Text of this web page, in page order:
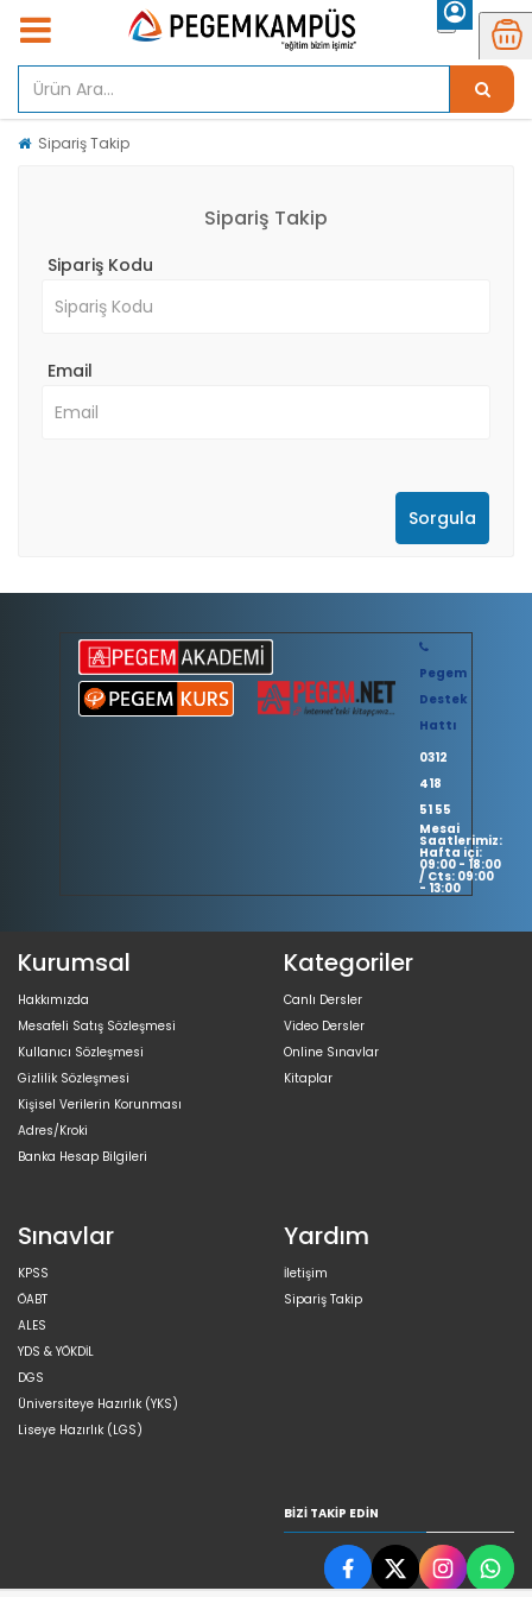
Sipariş Takip
Sipariş Takip
Sipariş Kodu
Email
Pegem
Destek
Hattı
0312
418
51 55
Mesai
Saatlerimiz:
Hafta içi:
09:00 - 18:00
/ Cts: 09:00
- 13:00
Kurumsal
Hakkımızda
Mesafeli Satış Sözleşmesi
Kullanıcı Sözleşmesi
Gizlilik Sözleşmesi
Kişisel Verilerin Korunması
Adres/Kroki
Banka Hesap Bilgileri
Kategoriler
Canlı Dersler
Video Dersler
Online Sınavlar
Kitaplar
Sınavlar
KPSS
ÖABT
ALES
YDS & YÖKDİL
DGS
Üniversiteye Hazırlık (YKS)
Liseye Hazırlık (LGS)
Yardım
İletişim
Sipariş Takip
BIZI TAKIP EDIN